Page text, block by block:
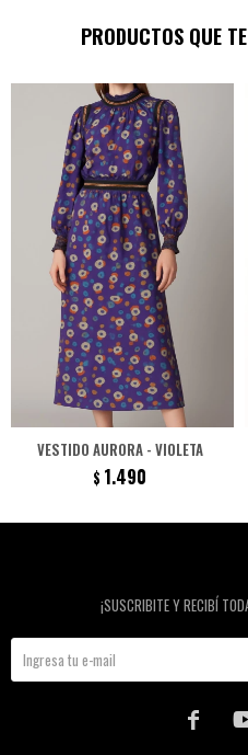
PRODUCTOS QUE
VESTIDO AURORA - VIOLETA
$ 1.490
¡SUSCRIBITE Y RECIBÍ
